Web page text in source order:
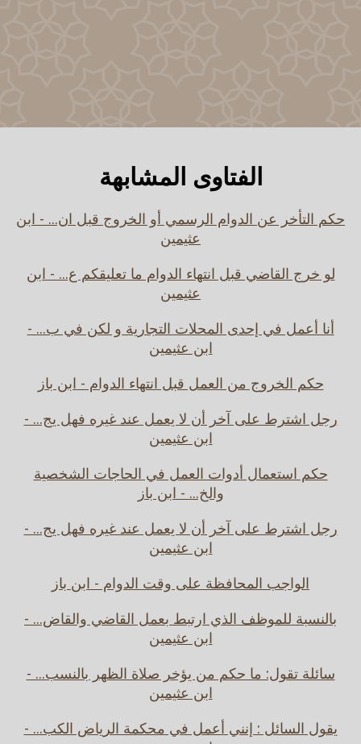
الفتاوى المشابهة
حكم التأخر عن الدوام الرسمي أو الخروج قبل ان... - ابن
عثيمين
لو خرج القاضي قبل انتهاء الدوام ما تعليقكم ع... - ابن
عثيمين
أنا أعمل في إحدى المحلات التجارية و لكن في ب... -
ابن عثيمين
حكم الخروج من العمل قبل انتهاء الدوام - ابن باز
رجل اشترط على آخر أن لا يعمل عند غيره فهل يج... -
ابن عثيمين
حكم استعمال أدوات العمل في الحاجات الشخصية
والخ... - ابن باز
رجل اشترط على آخر أن لا يعمل عند غيره فهل يج... -
ابن عثيمين
الواجب المحافظة على وقت الدوام - ابن باز
بالنسبة للموظف الذي ارتبط بعمل القاضي والقاض... -
ابن عثيمين
سائلة تقول: ما حكم من يؤخر صلاة الظهر بالنسب... -
ابن عثيمين
يقول السائل : إنني أعمل في محكمة الرياض الكب... -